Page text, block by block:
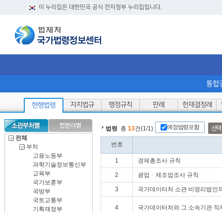
이 누리집은 대한민국 공식 전자정부 누리집입니다.
통합
현행법령 자치법규 행정규칙 판례 헌재결정례
전체
부처
고용노동부
과학기술정보통신부
교육부
국가보훈부
국방부
국토교통부
기획재정부
법령 총 13건(1/1) 예정법령포함 선택
번호
1 경제총조사 규칙
2 광업ㆍ제조업조사 규칙
3 국가데이터처 소관 비영리법인
4 국가데이터처와 그 소속기관 직